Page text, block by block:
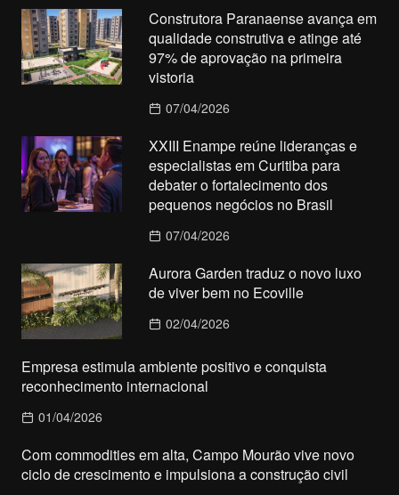
Construtora Paranaense avança em
qualidade construtiva e atinge até
97% de aprovação na primeira
vistoria
07/04/2026
XXIII Enampe reúne lideranças e
especialistas em Curitiba para
debater o fortalecimento dos
pequenos negócios no Brasil
07/04/2026
Aurora Garden traduz o novo luxo
de viver bem no Ecoville
02/04/2026
Empresa estimula ambiente positivo e conquista
reconhecimento internacional
01/04/2026
Com commodities em alta, Campo Mourão vive novo
ciclo de crescimento e impulsiona a construção civil